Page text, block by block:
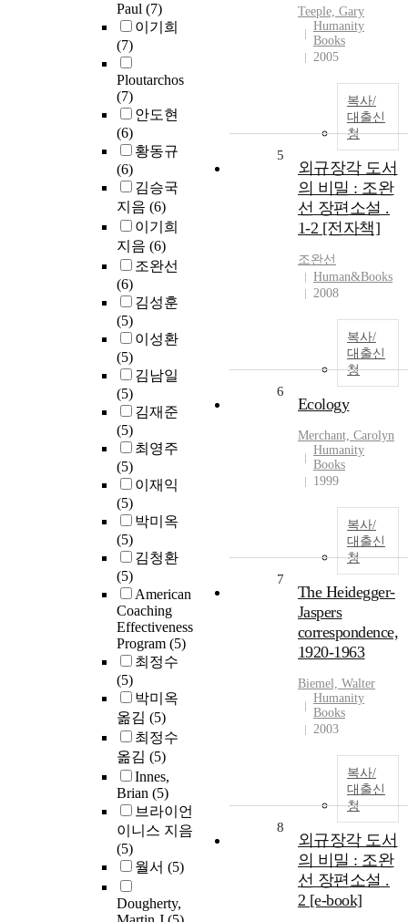
Paul (7)
이기희
(7)
Ploutarchos
(7)
안도현
(6)
황동규
(6)
김승국
지음 (6)
이기희
지음 (6)
조완선
(6)
김성훈
(5)
이성환
(5)
김남일
(5)
김재준
(5)
최영주
(5)
이재익
(5)
박미옥
(5)
김청환
(5)
American
Coaching
Effectiveness
Program (5)
최정수
(5)
박미옥
옮김 (5)
최정수
옮김 (5)
Innes,
Brian (5)
브라이언
이니스 지음
(5)
월서 (5)
Dougherty,
Teeple, Gary
Humanity
Books
2005
복사/
대출신
청
5
외규장각 도서
의 비밀 : 조완
선 장편소설 .
1-2 [전자책]
조완선
Human&Books
2008
복사/
대출신
청
6
Ecology
Merchant, Carolyn
Humanity
Books
1999
복사/
대출신
청
7
The Heidegger-
Jaspers
correspondence,
1920-1963
Biemel, Walter
Humanity
Books
2003
복사/
대출신
청
8
외규장각 도서
의 비밀 : 조완
선 장편소설 .
2 [e-book]